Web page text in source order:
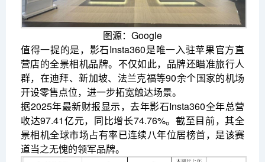
图源：Google
值得一提的是，影石Insta360是唯一入驻苹果官方直
营店的全景相机品牌。不仅如此，品牌还瞄准旅行人
群，在迪拜、新加坡、法兰克福等90余个国家的机场
开设零售点位，进一步拓宽触达场景。
据2025年最新财报显示，去年影石Insta360全年总营
收达97.41亿元，同比增长74.76%。截至目前，其全
景相机全球市场占有率已连续八年位居榜首，是该赛
道当之无愧的领军品牌。